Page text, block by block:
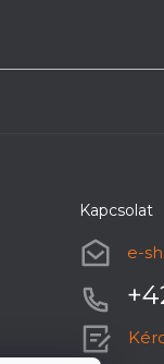
Kapcsolat
e-